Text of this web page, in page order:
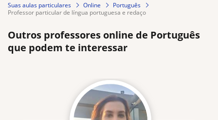
Suas aulas particulares Online
Português
professor particular de língua portuguesa e redaço
Outros professores online de Português
que podem te interessar